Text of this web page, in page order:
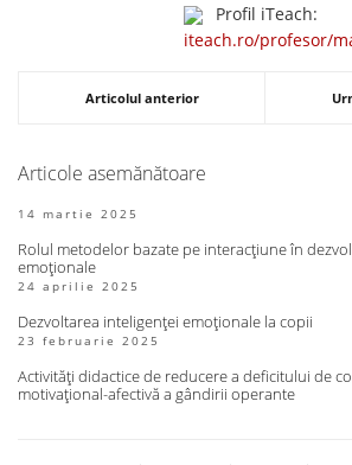
Profil iTeach:
iteach.ro/profesor/
Articolul anterior
Articole asemănătoare
14 martie 2025
Rolul metodelor bazate pe interacțiune în
emoționale
24 aprilie 2025
Dezvoltarea inteligenței emoționale la copii
23 februarie 2025
Activități didactice de reducere a deficitului de
motivațional-afectivă a gândirii operante